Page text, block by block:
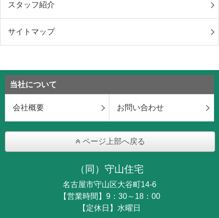
スタッフ紹介
サイトマップ
当社について
会社概要 お問い合わせ
ページ上部へ戻る
（同）守山住宅
名古屋市守山区大谷町14-6
【営業時間】9：30～18：00
【定休日】水曜日